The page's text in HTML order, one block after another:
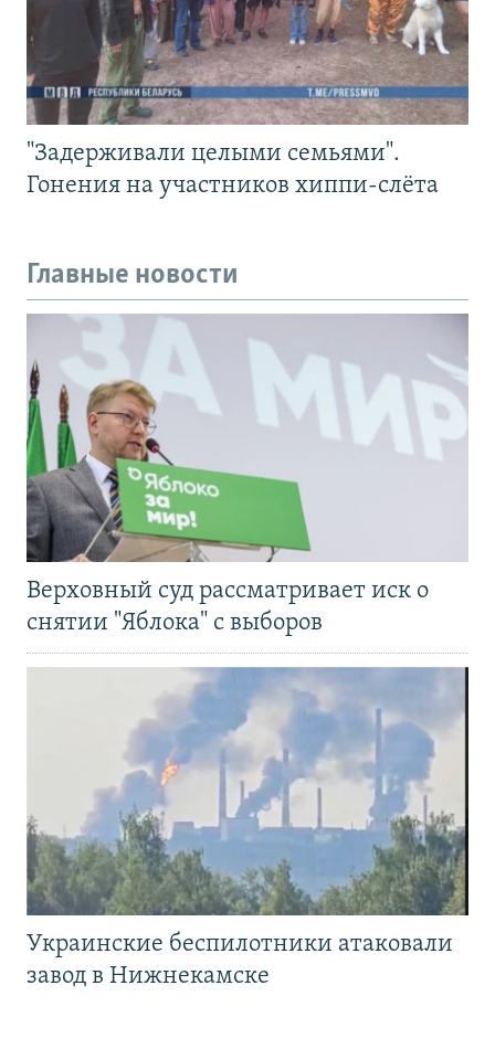
"Задерживали целыми семьями".
Гонения на участников хиппи-слёта
Главные новости
Верховный суд рассматривает иск о
снятии "Яблока" с выборов
Украинские беспилотники атаковали
завод в Нижнекамске